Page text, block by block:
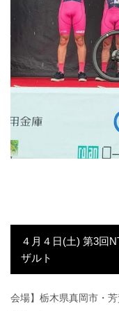
４月４日(土) 第3回
ザルト
会場】栃木県真岡市・